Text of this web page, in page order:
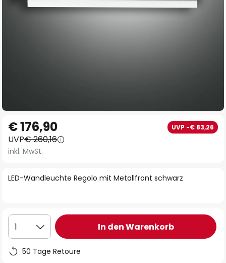
Anfang
der
Bildgalerie
LED-Wandleuchte Regolo mit Metallfront schwarz
€ 176,90 UVP -€ 83,26
UVP€ 260,16
inkl. MwSt.
1 In den Warenkorb
50 Tage Retoure